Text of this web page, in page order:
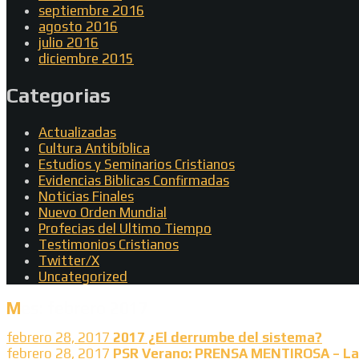
septiembre 2016
agosto 2016
julio 2016
diciembre 2015
Categorias
Actualizadas
Cultura Antibíblica
Estudios y Seminarios Cristianos
Evidencias Biblicas Confirmadas
Noticias Finales
Nuevo Orden Mundial
Profecias del Ultimo Tiempo
Testimonios Cristianos
Twitter/X
Uncategorized
febrero 28, 2017 2017 ¿El derrumbe del sistema?
febrero 28, 2017 PSR Verano: PRENSA MENTIROSA –